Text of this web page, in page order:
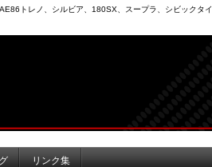
トレノ、シルビア、180SX、スープラ、シビックタ
リンク集